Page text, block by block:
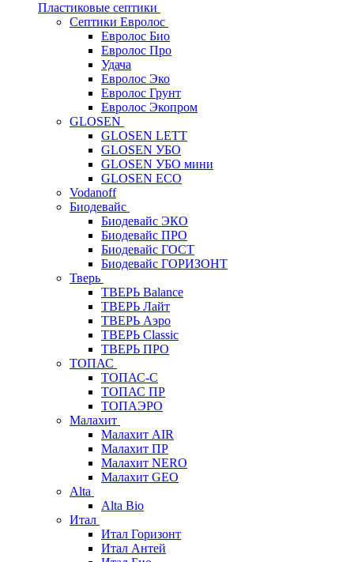
Пластиковые септики
Септики Евролос
Евролос Био
Евролос Про
Удача
Евролос Эко
Евролос Грунт
Евролос Экопром
GLOSEN
GLOSEN LETT
GLOSEN УБО
GLOSEN УБО мини
GLOSEN ECO
Vodanoff
Биодевайс
Биодевайс ЭКО
Биодевайс ПРО
Биодевайс ГОСТ
Биодевайс ГОРИЗОНТ
Тверь
ТВЕРЬ Balance
ТВЕРЬ Лайт
ТВЕРЬ Аэро
ТВЕРЬ Classic
ТВЕРЬ ПРО
ТОПАС
ТОПАС-С
ТОПАС ПР
ТОПАЭРО
Малахит
Малахит AIR
Малахит ПР
Малахит NERO
Малахит GEO
Alta
Alta Bio
Итал
Итал Горизонт
Итал Антей